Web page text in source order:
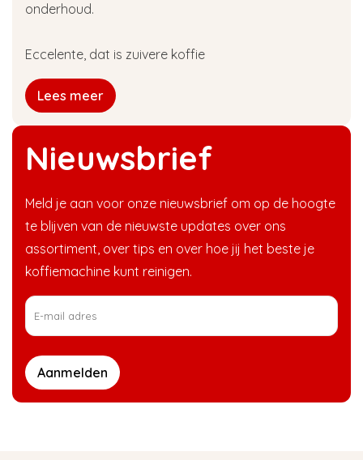
Nieuwsbrief
Meld je aan voor onze nieuwsbrief om op de hoogte
te blijven van de nieuwste updates over ons
assortiment, over tips en over hoe jij het beste je
koffiemachine kunt reinigen.
Aanmelden
onderhoud.
Eccelente, dat is zuivere koffie
Lees meer